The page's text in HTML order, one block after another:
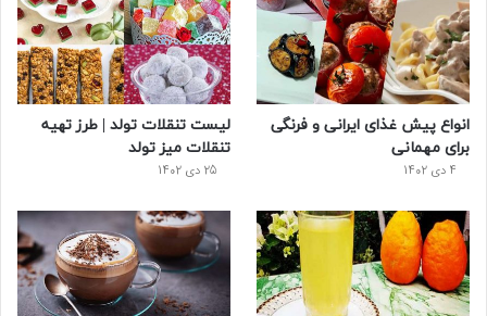
و
ک
ت
ر
ر
ی
س
ت
و
ب
ر
س
انواع پیش‌ غذای ایرانی و فرنگی
برای مهمانی
4 دی 1402
لیست تنقلات تولد | طرز تهیه
تنقلات میز تولد
25 دی 1402